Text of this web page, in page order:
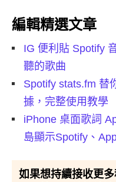
編輯精選文章
IG 便利貼 Spotify
聽的歌曲
Spotify stats.fm 替
據，完整使用教學
iPhone 桌面歌詞
島顯示Spotify、
如果想持續接收更